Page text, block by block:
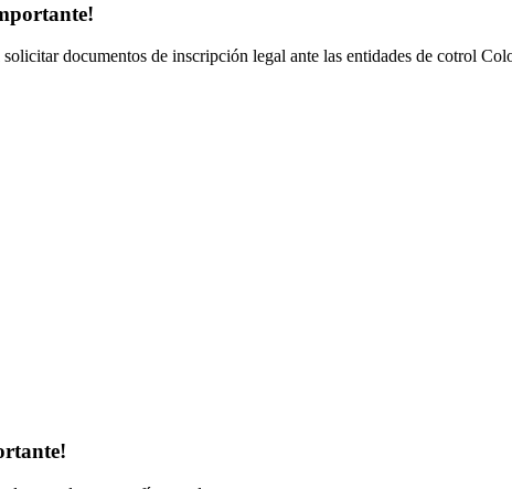
documentos de inscripción legal ante las entidades de cotrol